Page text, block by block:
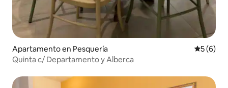
Apartamento en Pesquería
5 (6)
Quinta c/ Departamento y Alberca